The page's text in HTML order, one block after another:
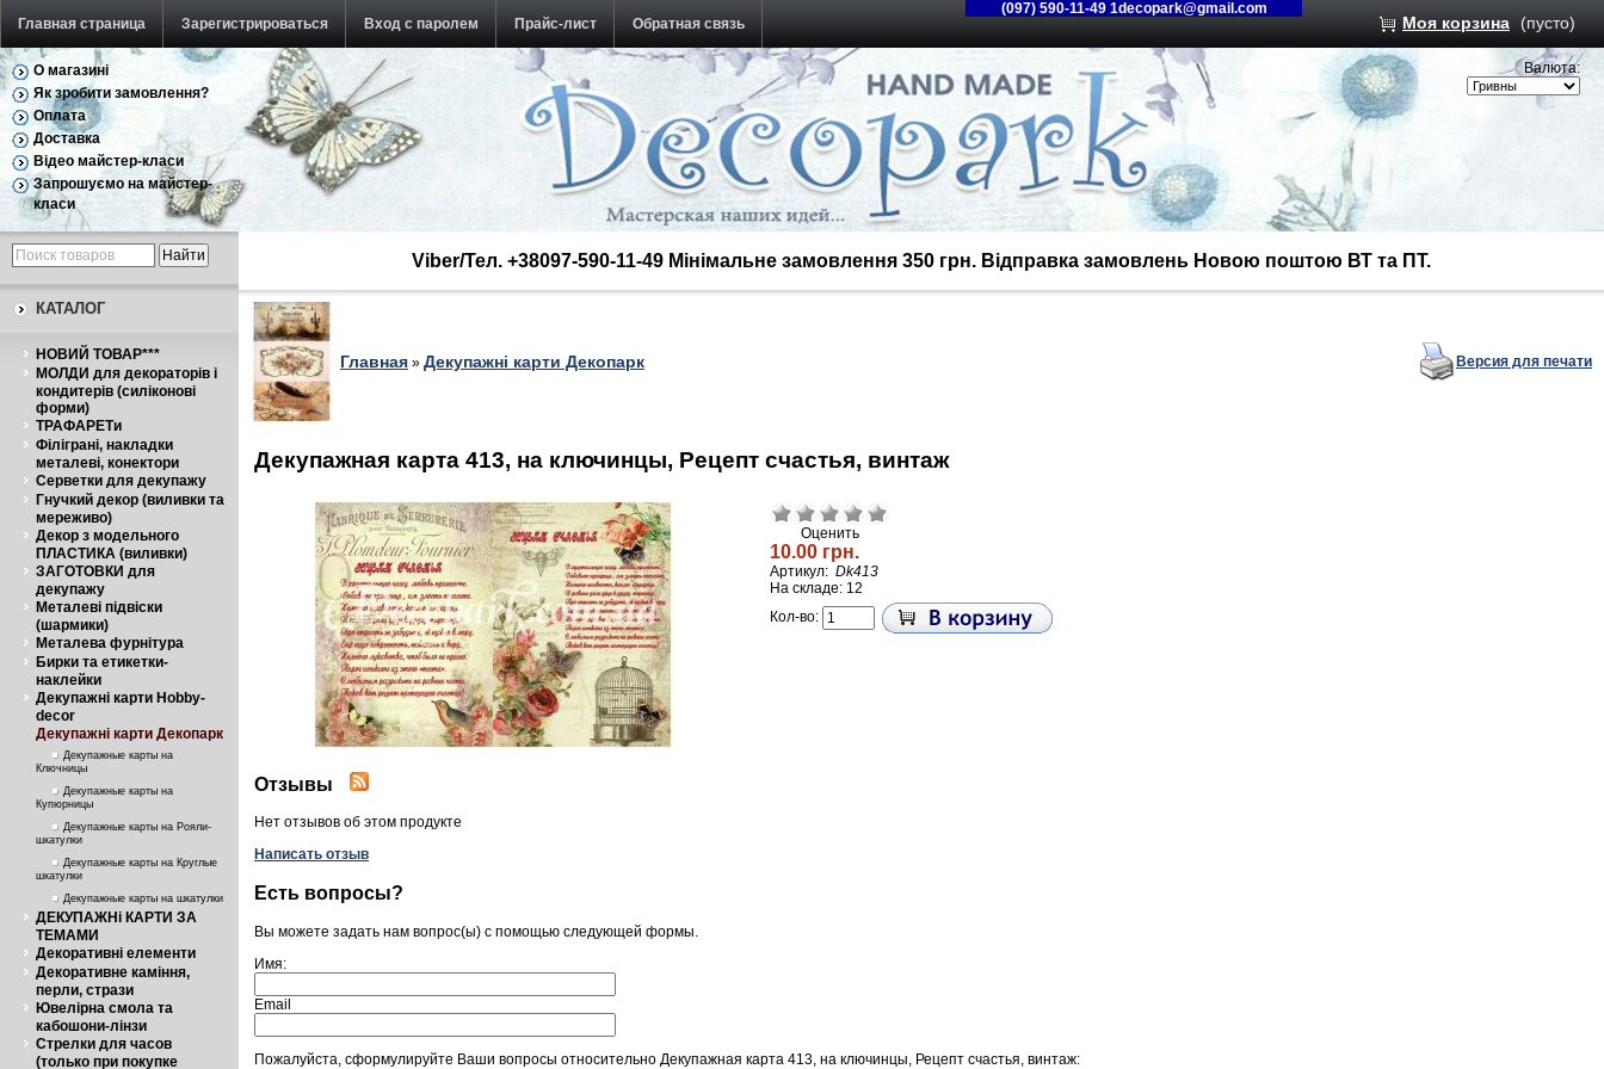
Главная страница Зарегистрироваться Вход с паролем Прайс-лист Обратная связь
(097) 590-11-49 1decopark@gmail.com
Моя корзина (пусто)
О магазині
Як зробити замовлення?
Оплата
Доставка
Відео майстер-класи
Запрошуємо на майстер-
класи
Валюта:
КАТАЛОГ
НОВИЙ ТОВАР***
МОЛДИ для декораторів і
кондитерів (силіконові
форми)
ТРАФАРЕТи
Філіграні, накладки
металеві, конектори
Серветки для декупажу
Гнучкий декор (виливки та
мереживо)
Декор з модельного
ПЛАСТИКА (виливки)
ЗАГОТОВКИ для
декупажу
Металеві підвіски
(шармики)
Металева фурнітура
Бирки та етикетки-
наклейки
Декупажні карти Hobby-
decor
Декупажні карти Декопарк
Декупажные карты на
Ключницы
Декупажные карты на
Купюрницы
Декупажные карты на Рояли-
шкатулки
Декупажные карты на Круглые
шкатулки
Декупажные карты на шкатулки
ДЕКУПАЖНі КАРТИ ЗА
ТЕМАМИ
Декоративні елементи
Декоративне каміння,
перли, стрази
Ювелірна смола та
кабошони-лінзи
Стрелки для часов
(только при покупке
Viber/Тел. +38097-590-11-49 Мінімальне замовлення 350 грн. Відправка замовлень Новою поштою ВТ та ПТ.
Главная » Декупажні карти Декопарк Версия для печати
Декупажная карта 413, на ключинцы, Рецепт счастья, винтаж
Оценить
10.00 грн.
Артикул: Dk413
На складе: 12
Кол-во:
Отзывы
Нет отзывов об этом продукте
Написать отзыв
Есть вопросы?
Вы можете задать нам вопрос(ы) с помощью следующей формы.
Имя:
Email
Пожалуйста, сформулируйте Ваши вопросы относительно Декупажная карта 413, на ключинцы, Рецепт счастья, винтаж: